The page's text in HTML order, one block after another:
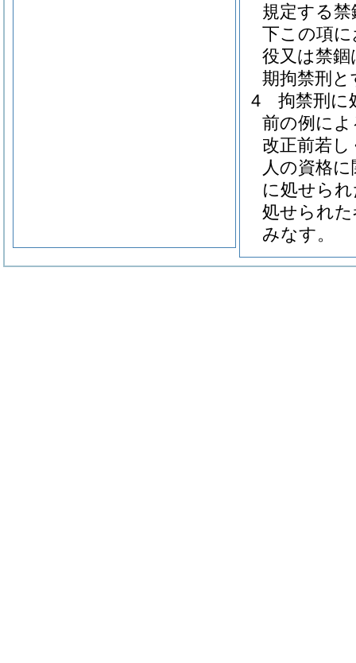
規定する禁
下この項
役又は禁
期拘禁刑と
4
拘禁刑に
前の例に
改正前若
人の資格
に処せら
処せられ
みなす。